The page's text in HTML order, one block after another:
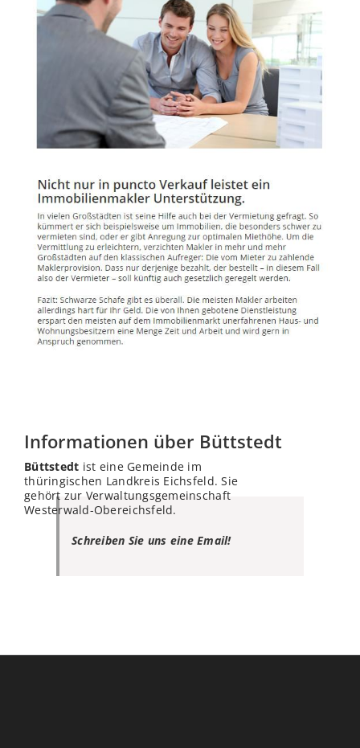
Informationen über Büttstedt
Büttstedt ist eine Gemeinde im
thüringischen Landkreis Eichsfeld. Sie
gehört zur Verwaltungsgemeinschaft
Westerwald-Obereichsfeld.
Schreiben Sie uns eine Email!